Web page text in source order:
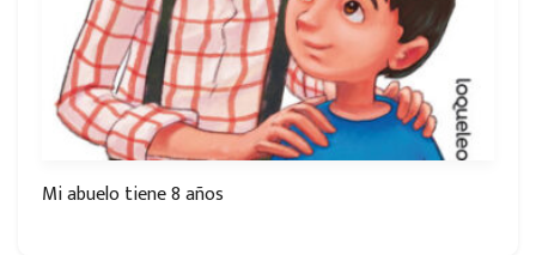
Mi abuelo tiene 8 años